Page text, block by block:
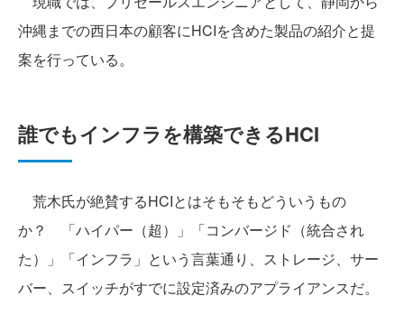
沖縄までの西日本の顧客にHCIを含めた製品の紹介と提
案を行っている。
誰でもインフラを構築できるHCI
荒木氏が絶賛するHCIとはそもそもどういうもの
か？ 「ハイパー（超）」「コンバージド（統合され
た）」「インフラ」という言葉通り、ストレージ、サー
バー、スイッチがすでに設定済みのアプライアンスだ。